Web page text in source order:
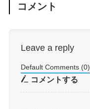
コメント
Leave a reply
Default Comments (0)
コメントする